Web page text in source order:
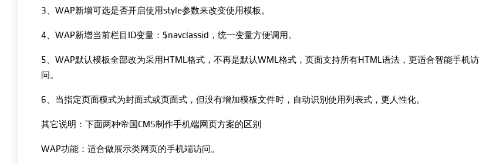
3、WAP新增可选是否开启使用style参数来改变使用模板。
4、WAP新增当前栏目ID变量：$navclassid，统一变量方便调用。
5、WAP默认模板全部改为采用HTML格式，不再是默认WML格式，页面支持所有HTML语法，更适合智能手机访
问。
6、当指定页面模式为封面式或页面式，但没有增加模板文件时，自动识别使用列表式，更人性化。
其它说明：下面两种帝国CMS制作手机端网页方案的区别
WAP功能：适合做展示类网页的手机端访问。